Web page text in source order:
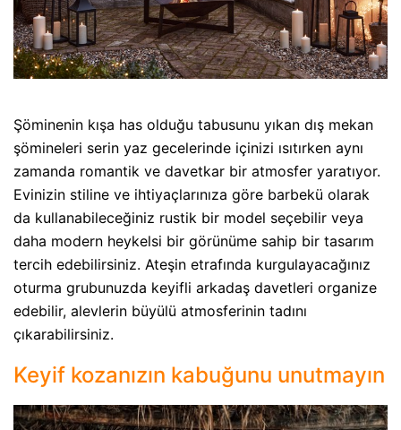
Şöminenin kışa has olduğu tabusunu yıkan dış mekan
şömineleri serin yaz gecelerinde içinizi ısıtırken aynı
zamanda romantik ve davetkar bir atmosfer yaratıyor.
Evinizin stiline ve ihtiyaçlarınıza göre barbekü olarak
da kullanabileceğiniz rustik bir model seçebilir veya
daha modern heykelsi bir görünüme sahip bir tasarım
tercih edebilirsiniz. Ateşin etrafında kurgulayacağınız
oturma grubunuzda keyifli arkadaş davetleri organize
edebilir, alevlerin büyülü atmosferinin tadını
çıkarabilirsiniz.
Keyif kozanızın kabuğunu unutmayın